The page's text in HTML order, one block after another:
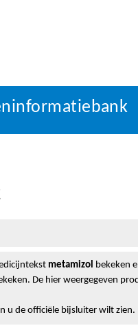
metamizol bekeken
De hier weergegeven
u de officiële bijsluiter wilt